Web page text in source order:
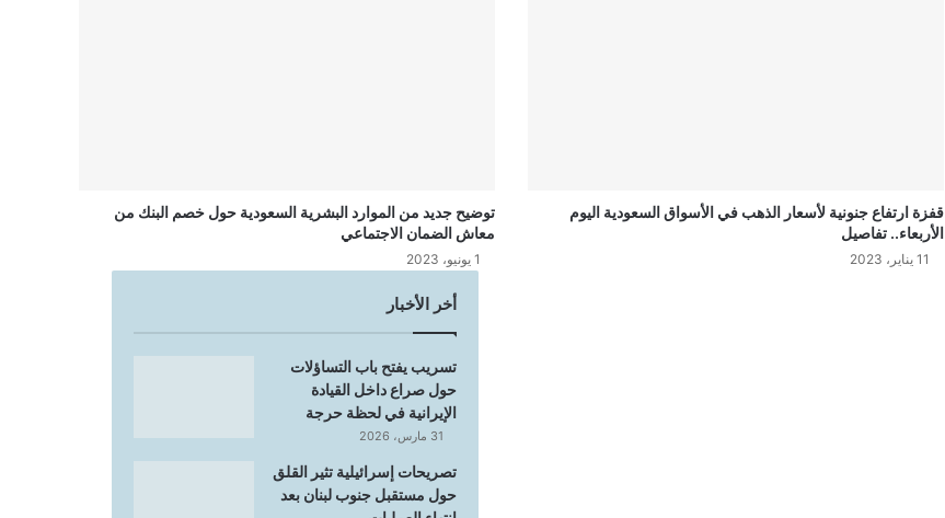
قفزة ارتفاع جنونية لأسعار الذهب في الأسواق السعودية اليوم
الأربعاء.. تفاصيل
11 يناير، 2023
توضيح جديد من الموارد البشرية السعودية حول خصم البنك من
معاش الضمان الاجتماعي
1 يونيو، 2023
أخر الأخبار
تسريب يفتح باب التساؤلات
حول صراع داخل القيادة
الإيرانية في لحظة حرجة
31 مارس، 2026
تصريحات إسرائيلية تثير القلق
حول مستقبل جنوب لبنان بعد